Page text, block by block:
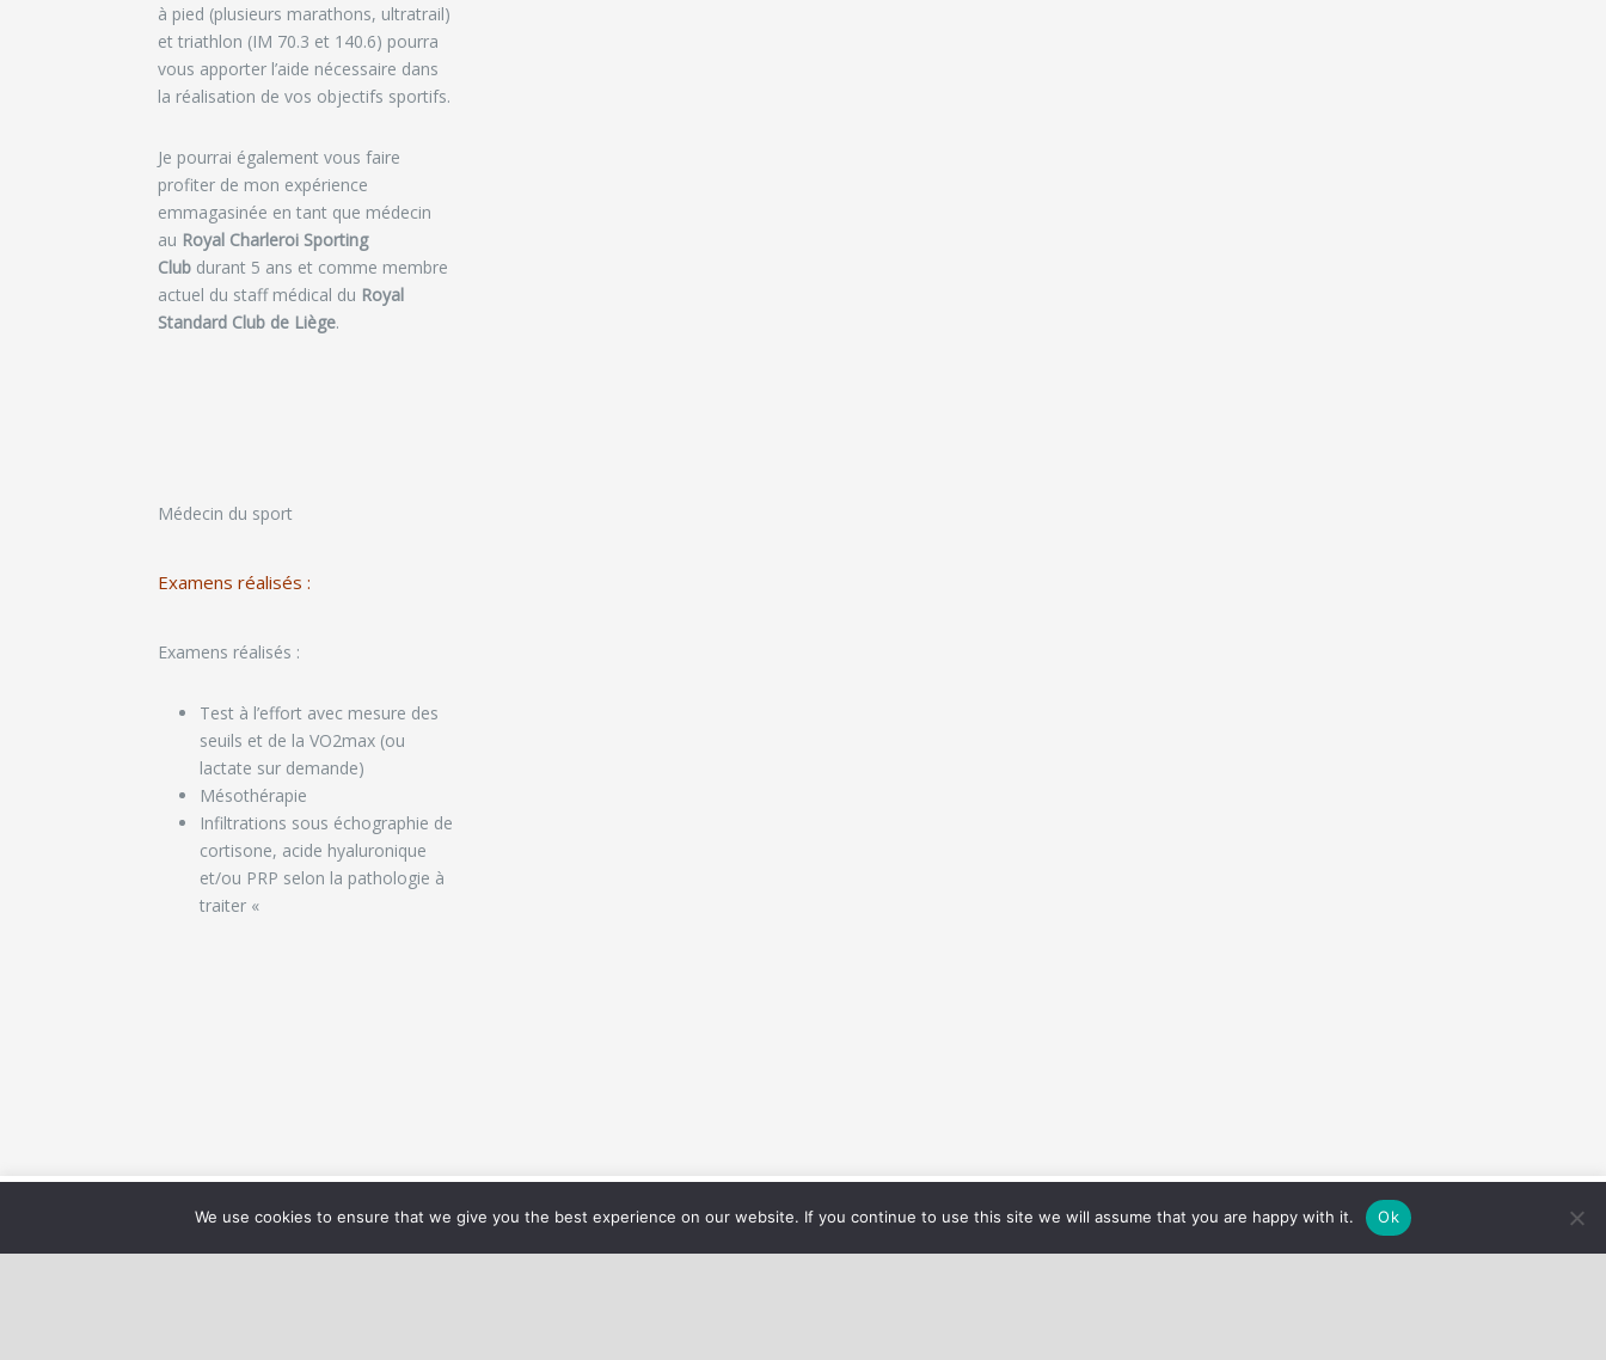
à pied (plusieurs marathons, ultratrail)
et triathlon (IM 70.3 et 140.6) pourra
vous apporter l’aide nécessaire dans
la réalisation de vos objectifs sportifs.
Je pourrai également vous faire
profiter de mon expérience
emmagasinée en tant que médecin
au Royal Charleroi Sporting
Club durant 5 ans et comme membre
actuel du staff médical du Royal
Standard Club de Liège.
Médecin du sport
Examens réalisés :
Examens réalisés :
Test à l’effort avec mesure des
seuils et de la VO2max (ou
lactate sur demande)
Mésothérapie
Infiltrations sous échographie de
cortisone, acide hyaluronique
et/ou PRP selon la pathologie à
traiter «
Nous utilisons des cookies pour vous garantir la meilleure expérience sur notre site web. Réglages des cookies J'accepte
We use cookies to ensure that we give you the best experience on our website. If you continue to use this site we will assume that you are happy with it. Ok